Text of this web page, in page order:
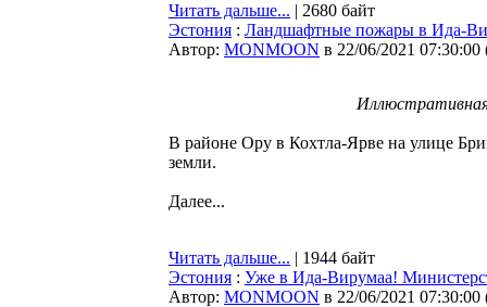
Читать дальше... | 2680 байт
Эстония : Ландшафтные пожары в Ида-
Автор: MONMOON в 22/06/2021 07:30:00
В районе Ору в Кохтла-Ярве на улице
земли.
Далее...
Читать дальше... | 1944 байт
Эстония : Уже в Ида-Вирумаа!
Автор: MONMOON в 22/06/2021 07:30:00